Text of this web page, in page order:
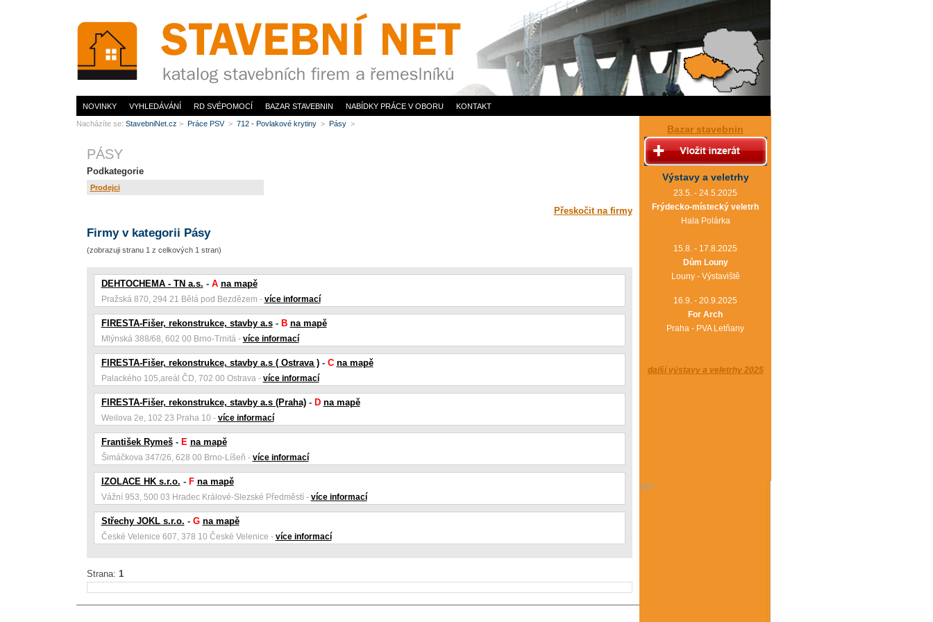
PÁSY
Podkategorie
Prodejci
Přeskočit na firmy
Firmy v kategorii Pásy
(zobrazuji stranu 1 z celkových 1 stran)
DEHTOCHEMA - TN a.s. - A na mapě
Pražská 870, 294 21 Bělá pod Bezdězem - více informací
FIRESTA-Fišer, rekonstrukce, stavby a.s- B na mapě
Mlýnská 388/68, 602 00 Brno-Trnitá - více informací
FIRESTA-Fišer, rekonstrukce, stavby a.s ( Ostrava )- C na mapě
Palackého 105,areál ČD, 702 00 Ostrava - více informací
FIRESTA-Fišer, rekonstrukce, stavby a.s (Praha)- D na mapě
Weilova 2e, 102 23 Praha 10 - více informací
František Rymeš- E na mapě
Šimáčkova 347/26, 628 00 Brno-Líšeň - více informací
IZOLACE HK s.r.o. - F na mapě
Vážní 953, 500 03 Hradec Králové-Slezské Předměstí - více informací
Střechy JOKL s.r.o. - G na mapě
České Velenice 607, 378 10 České Velenice - více informací
Strana: 1
Bazar stavebnin
Výstavy a veletrhy
23.5. - 24.5.2025
Frýdecko-místecký veletrh
Hala Polárka
15.8. - 17.8.2025
Dům Louny
Louny - Výstaviště
16.9. - 20.9.2025
For Arch
Praha - PVA Letňany
další výstavy a veletrhy 2025
ok1
NOVINKY VYHLEDÁVÁNÍ RD SVÉPOMOCÍ BAZAR STAVEBNIN NABÍDKY PRÁCE V OBORU KONTAKT
Nacházíte se: StavebniNet.cz > Práce PSV > 712 - Povlakové krytiny > Pásy >